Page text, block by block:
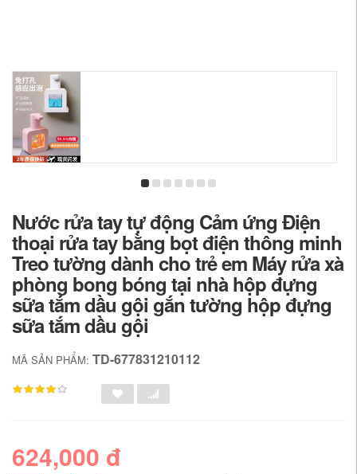
Nước rửa tay tự động Cảm ứng Điện
thoại rửa tay bằng bọt điện thông minh
Treo tường dành cho trẻ em Máy rửa xà
phòng bong bóng tại nhà hộp đựng
sữa tắm dầu gội gắn tường hộp đựng
sữa tắm dầu gội
MÃ SẢN PHẨM: TD-677831210112
624,000 đ